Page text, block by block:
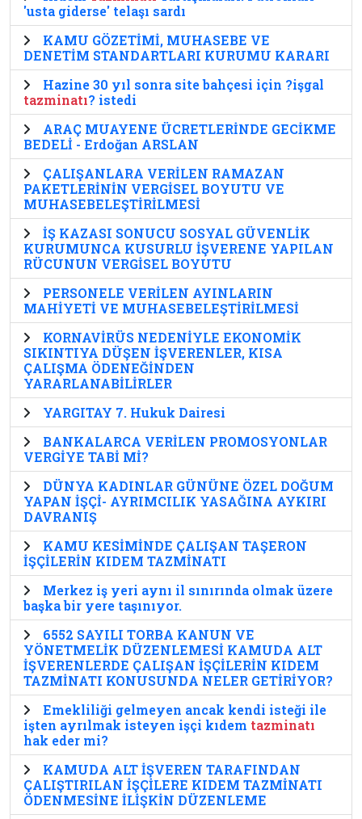
'usta giderse' telaşı sardı
KAMU GÖZETİMİ, MUHASEBE VE
DENETİM STANDARTLARI KURUMU KARARI
Hazine 30 yıl sonra site bahçesi için ?işgal
tazminatı? istedi
ARAÇ MUAYENE ÜCRETLERİNDE GECİKME
BEDELİ - Erdoğan ARSLAN
ÇALIŞANLARA VERİLEN RAMAZAN
PAKETLERİNİN VERGİSEL BOYUTU VE
MUHASEBELEŞTİRİLMESİ
İŞ KAZASI SONUCU SOSYAL GÜVENLİK
KURUMUNCA KUSURLU İŞVERENE YAPILAN
RÜCUNUN VERGİSEL BOYUTU
PERSONELE VERİLEN AYINLARIN
MAHİYETİ VE MUHASEBELEŞTİRİLMESİ
KORNAVİRÜS NEDENİYLE EKONOMİK
SIKINTIYA DÜŞEN İŞVERENLER, KISA
ÇALIŞMA ÖDENEĞİNDEN
YARARLANABİLİRLER
YARGITAY 7. Hukuk Dairesi
BANKALARCA VERİLEN PROMOSYONLAR
VERGİYE TABİ Mİ?
DÜNYA KADINLAR GÜNÜNE ÖZEL DOĞUM
YAPAN İŞÇİ- AYRIMCILIK YASAĞINA AYKIRI
DAVRANIŞ
KAMU KESİMİNDE ÇALIŞAN TAŞERON
İŞÇİLERİN KIDEM TAZMİNATI
Merkez iş yeri aynı il sınırında olmak üzere
başka bir yere taşınıyor.
6552 SAYILI TORBA KANUN VE
YÖNETMELİK DÜZENLEMESİ KAMUDA ALT
İŞVERENLERDE ÇALIŞAN İŞÇİLERİN KIDEM
TAZMİNATI KONUSUNDA NELER GETİRİYOR?
Emekliliği gelmeyen ancak kendi isteği ile
işten ayrılmak isteyen işçi kıdem tazminatı
hak eder mi?
KAMUDA ALT İŞVEREN TARAFINDAN
ÇALIŞTIRILAN İŞÇİLERE KIDEM TAZMİNATI
ÖDENMESİNE İLİŞKİN DÜZENLEME